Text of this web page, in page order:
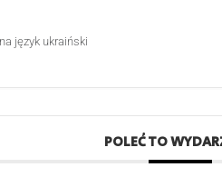
język ukraiński
POLEĆ TO